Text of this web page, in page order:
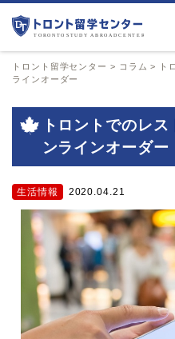
トロント留学センター > コラム >
ト
ラインオーダー
トロントでのレ
ンラインオーダー
生活情報 2020.04.21